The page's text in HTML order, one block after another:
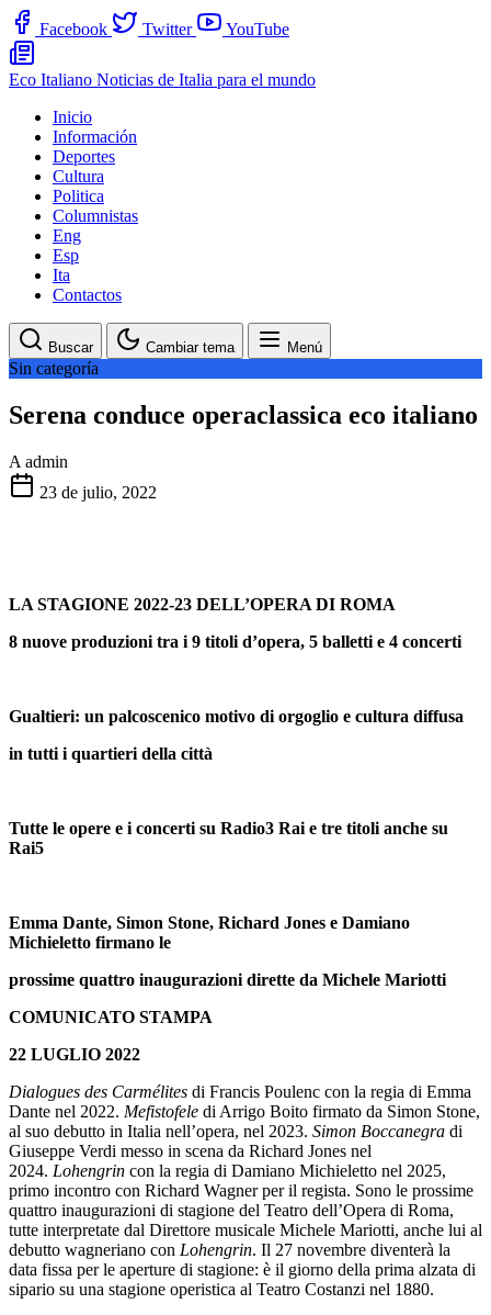
Facebook Twitter YouTube
Eco Italiano Noticias de Italia para el mundo
Inicio
Información
Deportes
Cultura
Politica
Columnistas
Eng
Esp
Ita
Contactos
Buscar Cambiar tema Menú
Sin categoría
Serena conduce operaclassica eco italiano
A admin
23 de julio, 2022
LA STAGIONE 2022-23 DELL’OPERA DI ROMA
8 nuove produzioni tra i 9 titoli d’opera, 5 balletti e 4 concerti
Gualtieri: un palcoscenico motivo di orgoglio e cultura diffusa
in tutti i quartieri della città
Tutte le opere e i concerti su Radio3 Rai e tre titoli anche su
Rai5
Emma Dante, Simon Stone, Richard Jones e Damiano
Michieletto firmano le
prossime quattro inaugurazioni dirette da Michele Mariotti
COMUNICATO STAMPA
22 LUGLIO 2022
Dialogues des Carmélites di Francis Poulenc con la regia di Emma
Dante nel 2022. Mefistofele di Arrigo Boito firmato da Simon Stone,
al suo debutto in Italia nell’opera, nel 2023. Simon Boccanegra di
Giuseppe Verdi messo in scena da Richard Jones nel
2024. Lohengrin con la regia di Damiano Michieletto nel 2025,
primo incontro con Richard Wagner per il regista. Sono le prossime
quattro inaugurazioni di stagione del Teatro dell’Opera di Roma,
tutte interpretate dal Direttore musicale Michele Mariotti, anche lui al
debutto wagneriano con Lohengrin. Il 27 novembre diventerà la
data fissa per le aperture di stagione: è il giorno della prima alzata di
sipario su una stagione operistica al Teatro Costanzi nel 1880.